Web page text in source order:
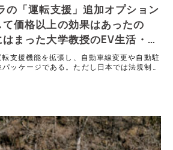
の「運転支援」追加オプション
価格以上の効果はあったの
まった大学教授のEV生活・そ
支援機能を拡張し、自動車線変更や自動駐
ッケージである。ただし日本では法規制の
機能が大きく制限され、日常的に活用でき
グとオートレーンチェンジに限られる。そ
負担軽減効果は高い。